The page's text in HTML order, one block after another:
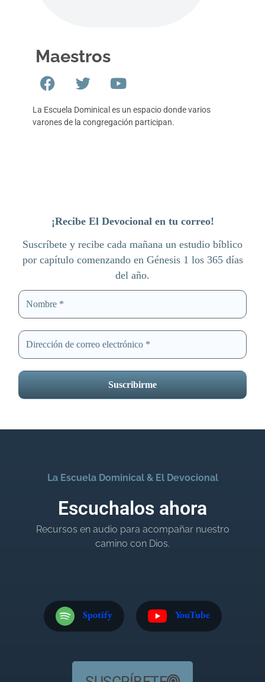
Maestros
La Escuela Dominical es un espacio donde varios
varones de la congregación participan.
¡Recibe El Devocional en tu correo!
Suscríbete y recibe cada mañana un estudio bíblico
por capítulo comenzando en Génesis 1 los 365 días
del año.
La Escuela Dominical & El Devocional
Escuchalos ahora
Recursos en audio para acompañar nuestro
camino con Dios.
Spotify YouTube